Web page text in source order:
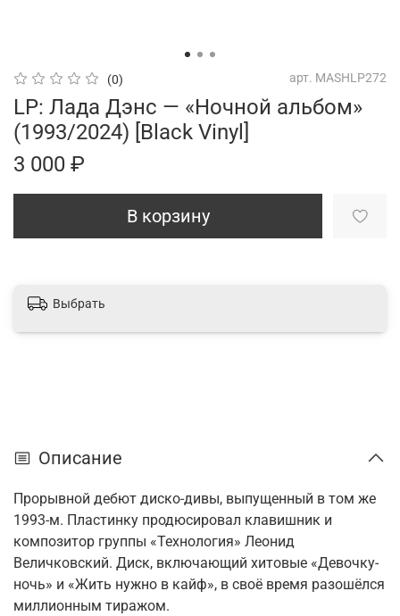
(0) арт. MASHLP272
LP: Лада Дэнс — «Ночной альбом»
(1993/2024) [Black Vinyl]
3 000 ₽
В корзину
Выбрать
Описание
Прорывной дебют диско-дивы, выпущенный в том же
1993-м. Пластинку продюсировал клавишник и
композитор группы «Технология» Леонид
Величковский. Диск, включающий хитовые «Девочку-
ночь» и «Жить нужно в кайф», в своё время разошёлся
миллионным тиражом.